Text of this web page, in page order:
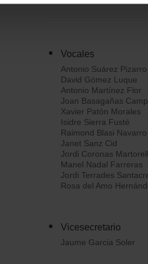
en el menú de la parte
Vocales
Antonio Suárez Pizarro
David Gómez Luque
Antonio Martínez Flor
Joan Basagañas
Xavier Patón Morales
Isidre Sierra Fusté
Raimond Blasi Navarro
Janet Sanz Cid
Jordi Coronas Martorell
Manel Nadal Farreras
Jordi Terrades
Rosa del Amo
Vicesecretario
Jaume Garcia Soler